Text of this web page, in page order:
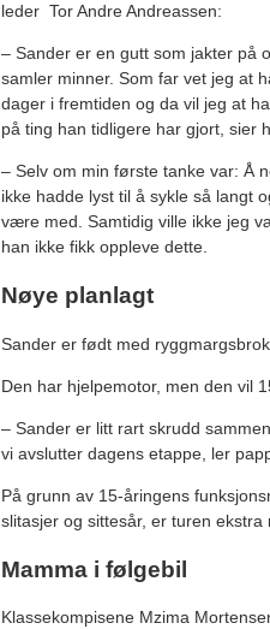
leder Tor Andre Andreassen:
– Sander er en gutt som jakter på
samler minner. Som far vet jeg at
dager i fremtiden og da vil jeg at
på ting han tidligere har gjort, sier
– Selv om min første tanke var: Å
ikke hadde lyst til å sykle så langt
være med. Samtidig ville ikke jeg
han ikke fikk oppleve dette.
Nøye planlagt
Sander er født med
Den har hjelpemotor, men den vil
– Sander er litt rart skrudd
vi avslutter dagens etappe, ler
På grunn av 15-åringens
slitasjer og sittesår, er turen ekstra
Mamma i følgebil
Klassekompisene Mzima